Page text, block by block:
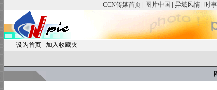
CCN传媒首页 | 图片中国 | 异域风情 | 时
设为首页 - 加入收藏夹